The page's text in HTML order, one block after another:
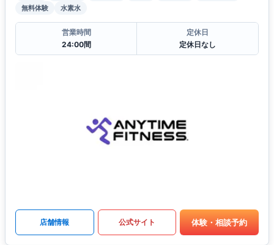
無料体験 水素水
営業時間
24:00間
定休日
定休日なし
店舗情報 公式サイト 体験・相談予約